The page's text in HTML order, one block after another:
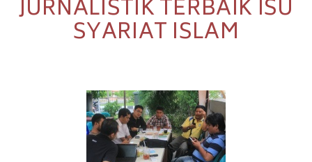
Permohonan Hibah
Sekolah Pemikiran
JURNALISTIK TERBAIK ISU
SYARIAT ISLAM